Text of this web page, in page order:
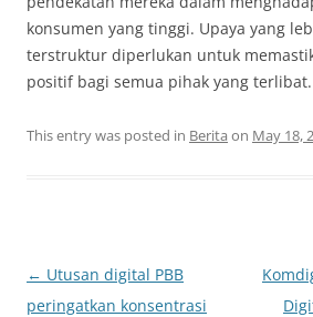
konsumen yang tinggi. Upaya yang
terstruktur diperlukan untuk
positif bagi semua pihak yang terlibat.
This entry was posted in Berita on May 18,
Post
navigation
← Utusan digital PBB
peringatkan konsentrasi